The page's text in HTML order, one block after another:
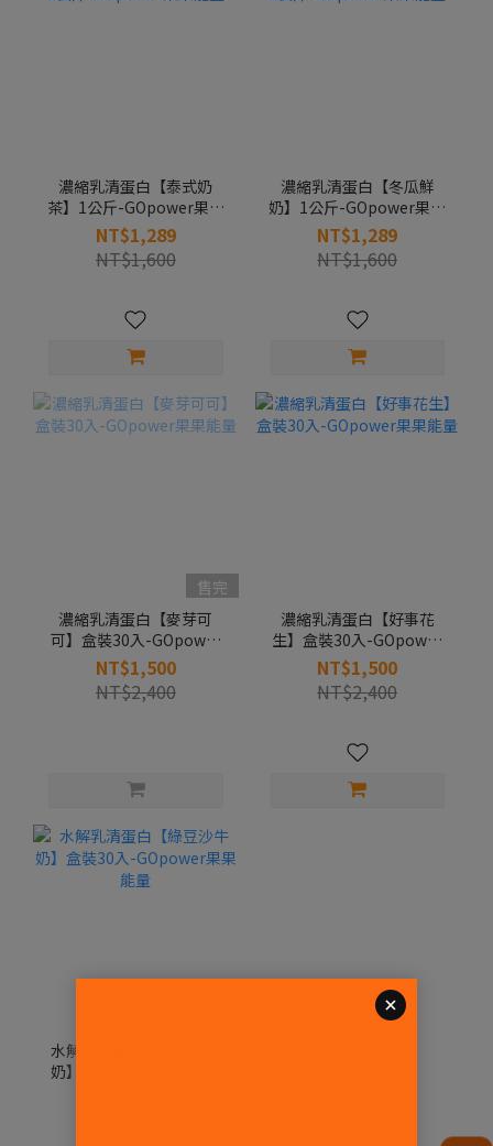
濃縮乳清蛋白【泰式奶
茶】1公斤-GOpower果果
能量
NT$1,289
NT$1,600
濃縮乳清蛋白【冬瓜鮮
奶】1公斤-GOpower果果
能量
NT$1,289
NT$1,600
售完
濃縮乳清蛋白【麥芽可
可】盒裝30入-GOpower
果果能量
NT$1,500
NT$2,400
濃縮乳清蛋白【好事花
生】盒裝30入-GOpower
果果能量
NT$1,500
NT$2,400
水解乳清蛋白【綠豆沙牛
奶】盒裝30入-GOpower